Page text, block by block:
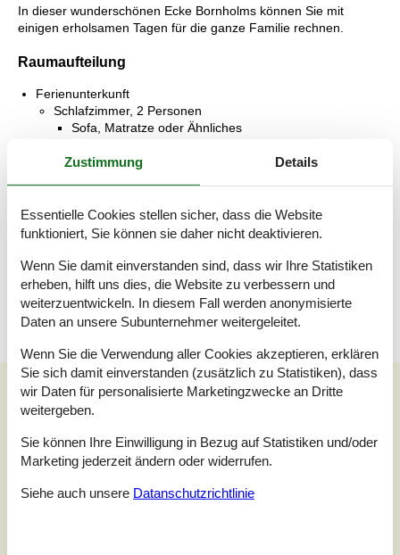
In dieser wunderschönen Ecke Bornholms können Sie mit
einigen erholsamen Tagen für die ganze Familie rechnen.
Raumaufteilung
Ferienunterkunft
Schlafzimmer, 2 Personen
Sofa, Matratze oder Ähnliches
Schlafzimmer, 2 Personen
Badezimmer
WC mit warmem und kaltem Wasser, Dusche
Terrasse
Überdachte Terrasse
Externe Bewertungen
Unsere Gästebewertungen
5,0
Zustimmung Details
Essentielle Cookies stellen sicher, dass die Website
funktioniert, Sie können sie daher nicht deaktivieren.
Wenn Sie damit einverstanden sind, dass wir Ihre Statistiken
erheben, hilft uns dies, die Website zu verbessern und
weiterzuentwickeln. In diesem Fall werden anonymisierte
Daten an unsere Subunternehmer weitergeleitet.
Wenn Sie die Verwendung aller Cookies akzeptieren, erklären
Sie sich damit einverstanden (zusätzlich zu Statistiken), dass
wir Daten für personalisierte Marketingzwecke an Dritte
weitergeben.
Sie können Ihre Einwilligung in Bezug auf Statistiken und/oder
Marketing jederzeit ändern oder widerrufen.
Siehe auch unsere Datanschutzrichtlinie